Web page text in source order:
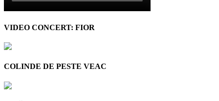
VIDEO CONCERT: FIOR
COLINDE DE PESTE VEAC